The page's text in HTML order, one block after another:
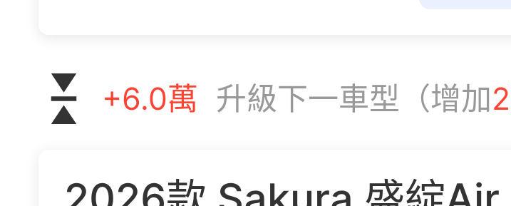
+6.0萬 升級下一車型（增加2